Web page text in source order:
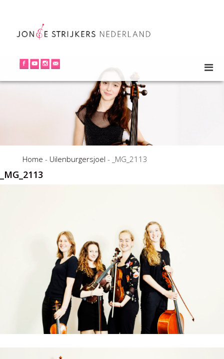
Home - Uilenburgersjoel - _MG_2113
_MG_2113